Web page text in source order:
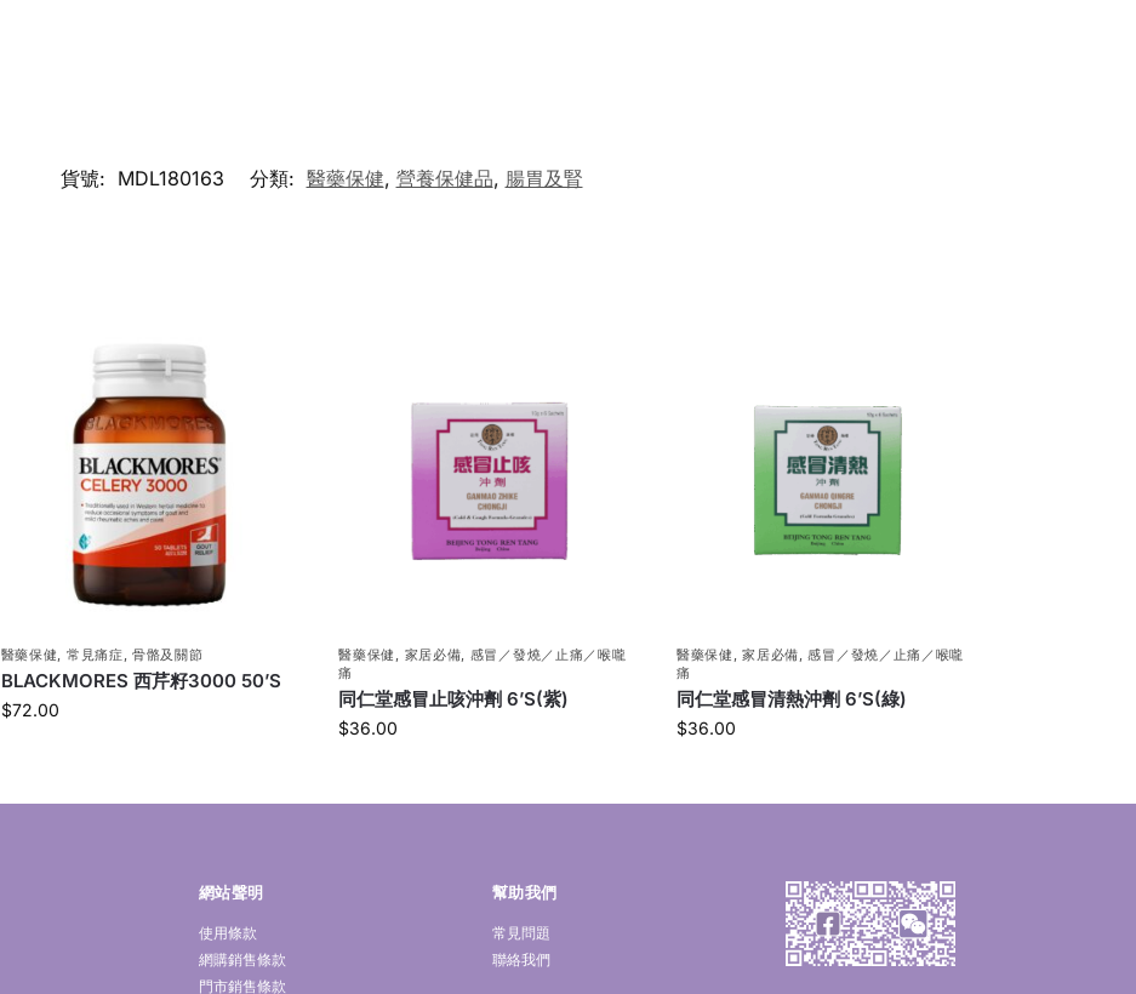
貨號: MDL180163 分類: 醫藥保健, 營養保健品, 腸胃及腎
醫藥保健, 常見痛症,骨骼及關節
BLACKMORES 西芹籽3000 50’S
$72.00
醫藥保健 , 家居必備, 感冒／發燒／止痛／喉嚨
痛
同仁堂感冒止咳沖劑 6’S(紫)
$36.00
醫藥保健 ,家居必備,感冒／發燒／止痛／喉嚨
痛
同仁堂感冒清熱沖劑 6’S(綠)
$36.00
網站聲明
使用條款
網購銷售條款
門市銷售條款
幫助我們
常見問題
聯絡我們